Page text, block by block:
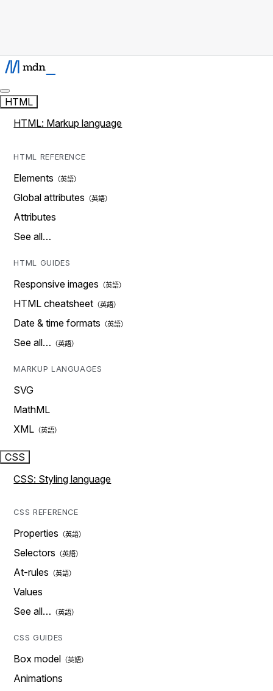
HTML
HTML: Markup language
HTML REFERENCE
Elements
Global attributes
Attributes
See all…
HTML GUIDES
Responsive images
HTML cheatsheet
Date & time formats
See all…
MARKUP LANGUAGES
SVG
MathML
XML
CSS
CSS: Styling language
CSS REFERENCE
Properties
Selectors
At-rules
Values
See all…
CSS GUIDES
Box model
Animations